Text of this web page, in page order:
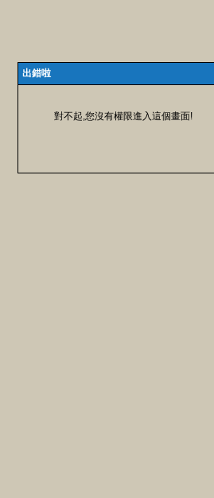
出錯啦
對不起,您沒有權限進入這個畫面!